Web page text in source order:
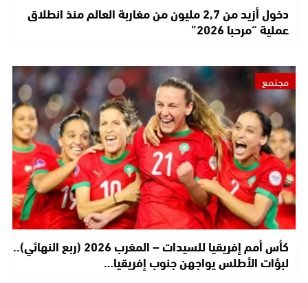
دخول أزيد من 2,7 مليون من مغاربة العالم منذ انطلاق
عملية “مرحبا 2026”
مجتمع
كأس أمم إفريقيا للسيدات – المغرب 2026 (ربع النهائي)..
لبؤات الأطلس يواجهن جنوب إفريقيا…